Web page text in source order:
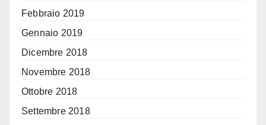
Febbraio 2019
Gennaio 2019
Dicembre 2018
Novembre 2018
Ottobre 2018
Settembre 2018